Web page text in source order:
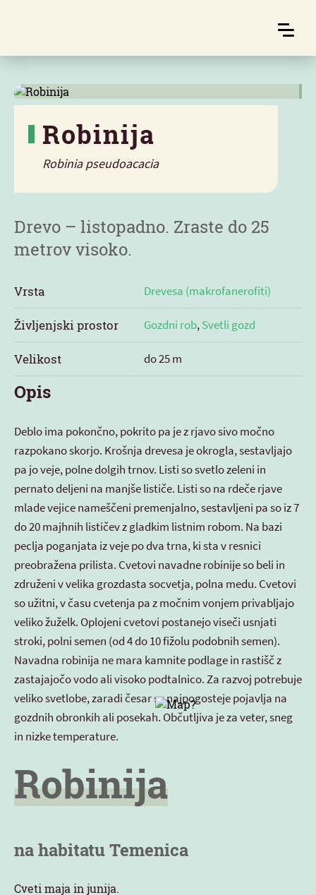
Robinija
Robinia pseudoacacia
Drevo – listopadno. Zraste do 25
metrov visoko.
Vrsta Drevesa (makrofanerofiti)
Življenjski prostor Gozdni rob,Svetli gozd
Velikost do 25 m
Opis
Deblo ima pokončno, pokrito pa je z rjavo sivo močno
razpokano skorjo. Krošnja drevesa je okrogla, sestavljajo
pa jo veje, polne dolgih trnov. Listi so svetlo zeleni in
pernato deljeni na manjše lističe. Listi so na rdeče rjave
mlade vejice nameščeni premenjalno, sestavljeni pa so iz 7
do 20 majhnih lističev z gladkim listnim robom. Na bazi
peclja poganjata iz veje po dva trna, ki sta v resnici
preobražena prilista. Cvetovi navadne robinije so beli in
združeni v velika grozdasta socvetja, polna medu. Cvetovi
so užitni, v času cvetenja pa z močnim vonjem privabljajo
veliko žuželk. Oplojeni cvetovi postanejo viseči usnjati
stroki, polni semen (od 4 do 10 fižolu podobnih semen).
Navadna robinija ne mara kamnite podlage in rastišč z
zastajajočo vodo ali visoko podtalnico. Za razvoj potrebuje
veliko svetlobe, zaradi česar se najpogosteje pojavlja na
gozdnih obronkih ali posekah. Občutljiva je za veter, sneg
in nizke temperature.
Robinija
na habitatu Temenica
Cveti maja in junija.